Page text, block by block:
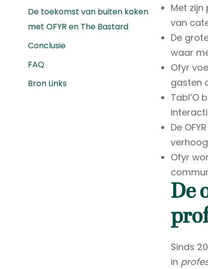
De toekomst van buiten koken
met OFYR en The Bastard
Conclusie
FAQ
Bron Links
Met
van
De
waar
Ofyr
gasten
Tabl’O
De
Ofyr
De
Sinds
in